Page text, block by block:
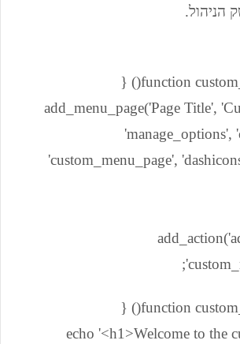
הניהול.
function
add_menu_page('Page Title',
'manage_options',
'custom_menu_page',
function
echo '<h1>Welcome to the